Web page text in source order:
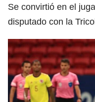
Se convirtió en el
disputado con la